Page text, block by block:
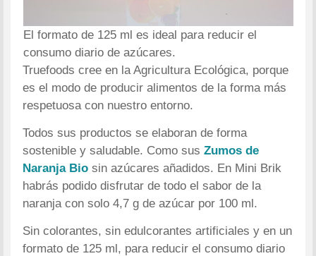
El formato de 125 ml es ideal para reducir el
consumo diario de azúcares.
Truefoods cree en la Agricultura Ecológica, porque
es el modo de producir alimentos de la forma más
respetuosa con nuestro entorno.
Todos sus productos se elaboran de forma
sostenible y saludable. Como sus Zumos de
Naranja Bio sin azúcares añadidos. En Mini Brik
habrás podido disfrutar de todo el sabor de la
naranja con solo 4,7 g de azúcar por 100 ml.
Sin colorantes, sin edulcorantes artificiales y en un
formato de 125 ml, para reducir el consumo diario